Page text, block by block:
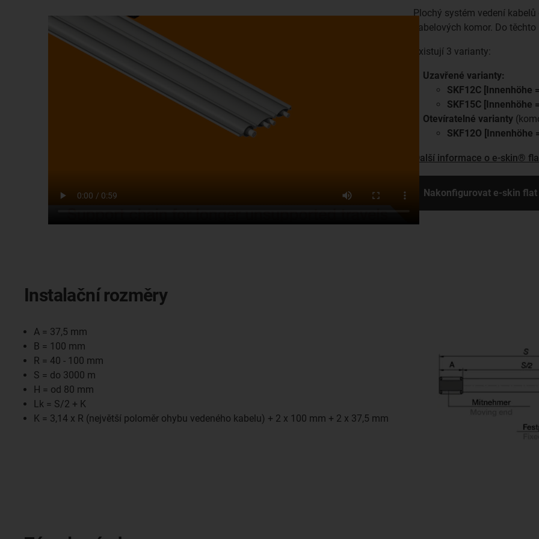
Plochý systém vedení
kabelových komor. Do
Existují 3 varianty:
Uzavřené varianty:
SKF12C [Innenhöhe
SKF15C [Innenhöhe
Otevíratelné varianty
SKF12O [Innenhöhe
Další informace o e-skin®
Nakonfigurovat e-skin flat
Instalační rozměry
A = 37,5 mm
B = 100 mm
R = 40 - 100 mm
S = do 3000 m
H = od 80 mm
Lk = S/2 + K
K = 3,14 x R (největší poloměr ohybu vedeného kabelu) + 2 x 100 mm + 2 x 37,5 mm